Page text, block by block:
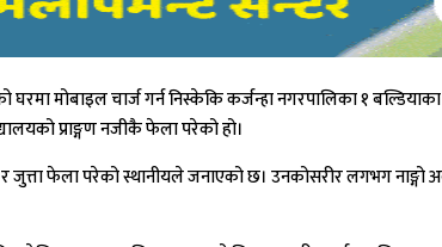
मोबाइल चार्ज गर्न निस्केकि कर्जन्हा नगरपालिका १
प्राङ्गण नजीकै फेला परेको हो।
फेला परेको स्थानीयले जनाएको छ। उनकोसरीर लगभग नाङ्गो